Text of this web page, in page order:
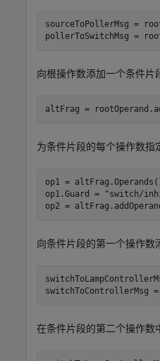
sourceToPollerMsg =
pollerToSwitchMsg =
向根操作数添加一个条件片
altFrag =
为条件片段的每个操作数指
op1 =
op1.Guard =
"switch/
op2 =
向条件片段的第一个操作数
switchToControllerMsg
在条件片段的第二个操作数